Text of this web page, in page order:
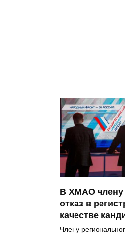
В ХМАО члену
отказ в
качестве
Члену